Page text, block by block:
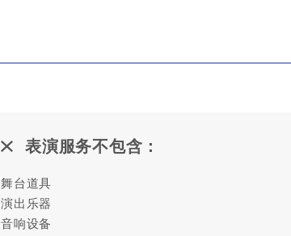
表演服务不包含：
舞台道具
演出乐器
音响设备